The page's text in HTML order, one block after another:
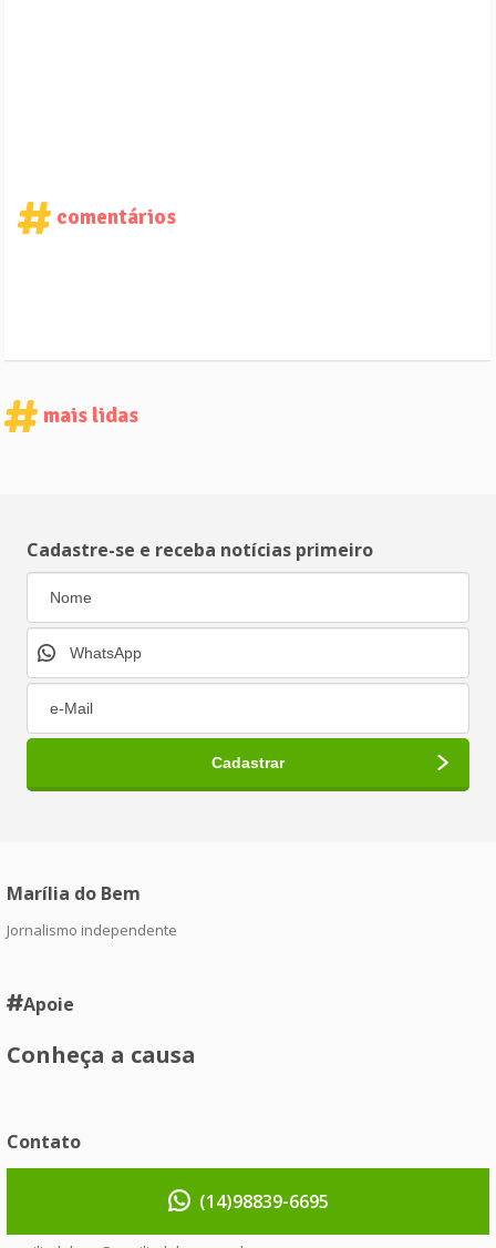
comentários
mais lidas
Cadastre-se e receba notícias primeiro
Marília do Bem
Jornalismo independente
Apoie
Conheça a causa
Contato
(14)98839-6695